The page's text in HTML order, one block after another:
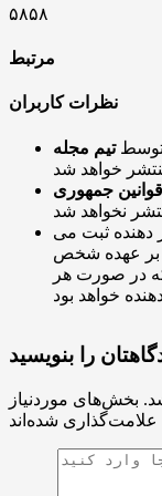
۵۸۵۸
مرتبط
نظرات کاربران
توسطتیم مجله
قوانین جمهوری
دهنده ثبت می
بر عهده شخص
در صورت هر
را بنویسید
بخش‌های موردنیاز